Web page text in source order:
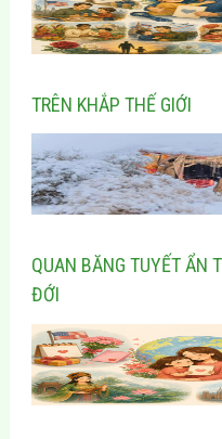
TRÊN KHẮP THẾ GIỚI
QUAN BĂNG TUYẾT ẨN
ĐỚI